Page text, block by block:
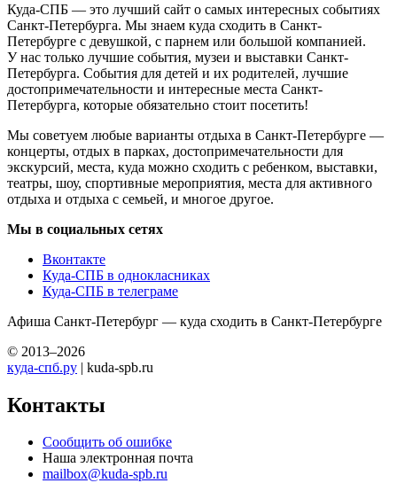
Куда-СПБ — это лучший сайт о самых интересных событиях
Санкт-Петербурга. Мы знаем куда сходить в Санкт-
Петербурге с девушкой, с парнем или большой компанией.
У нас только лучшие события, музеи и выставки Санкт-
Петербурга. События для детей и их родителей, лучшие
достопримечательности и интересные места Санкт-
Петербурга, которые обязательно стоит посетить!
Мы советуем любые варианты отдыха в Санкт-Петербурге —
концерты, отдых в парках, достопримечательности для
экскурсий, места, куда можно сходить с ребенком, выставки,
театры, шоу, спортивные мероприятия, места для активного
отдыха и отдыха с семьей, и многое другое.
Мы в социальных сетях
Вконтакте
Куда-СПБ в однокласниках
Куда-СПБ в телеграме
Афиша Санкт-Петербург — куда сходить в Санкт-Петербурге
© 2013–2026
куда-спб.ру | kuda-spb.ru
Контакты
Сообщить об ошибке
Наша электронная почта
mailbox@kuda-spb.ru